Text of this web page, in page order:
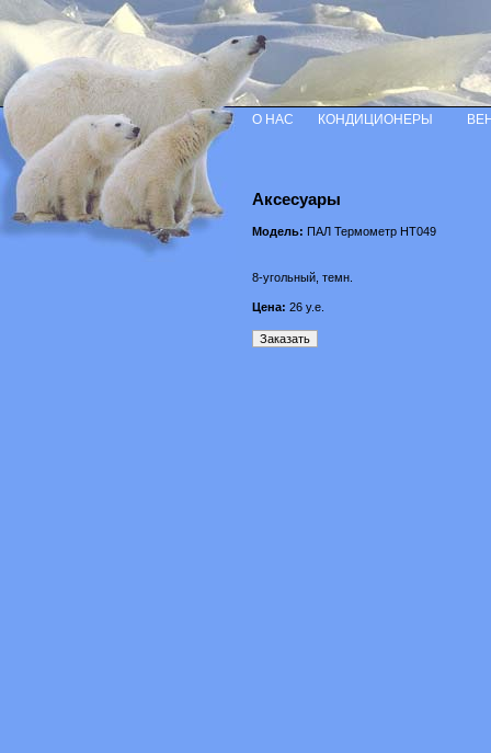
Аксесуары
Модель: ПАЛ Термометр HT049
8-угольный, темн.
Цена: 26 у.е.
О НАС КОНДИЦИОНЕРЫ